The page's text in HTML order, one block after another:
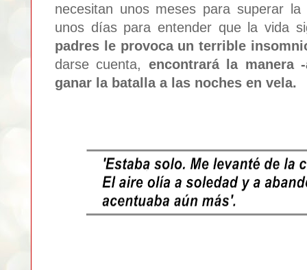
necesitan unos meses para superar
unos días para entender que la vida
padres le provoca un terrible
darse cuenta, encontrará la manera
ganar la batalla a las noches en vela.